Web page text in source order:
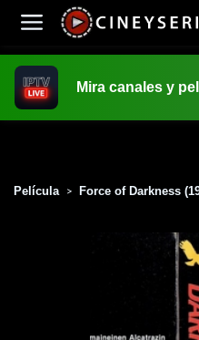
Mira canales y
Película > Force of Darkness